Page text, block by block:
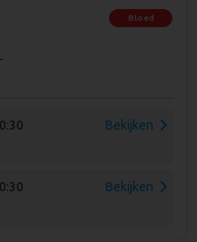
Bloed
Bekijken
Bekijken